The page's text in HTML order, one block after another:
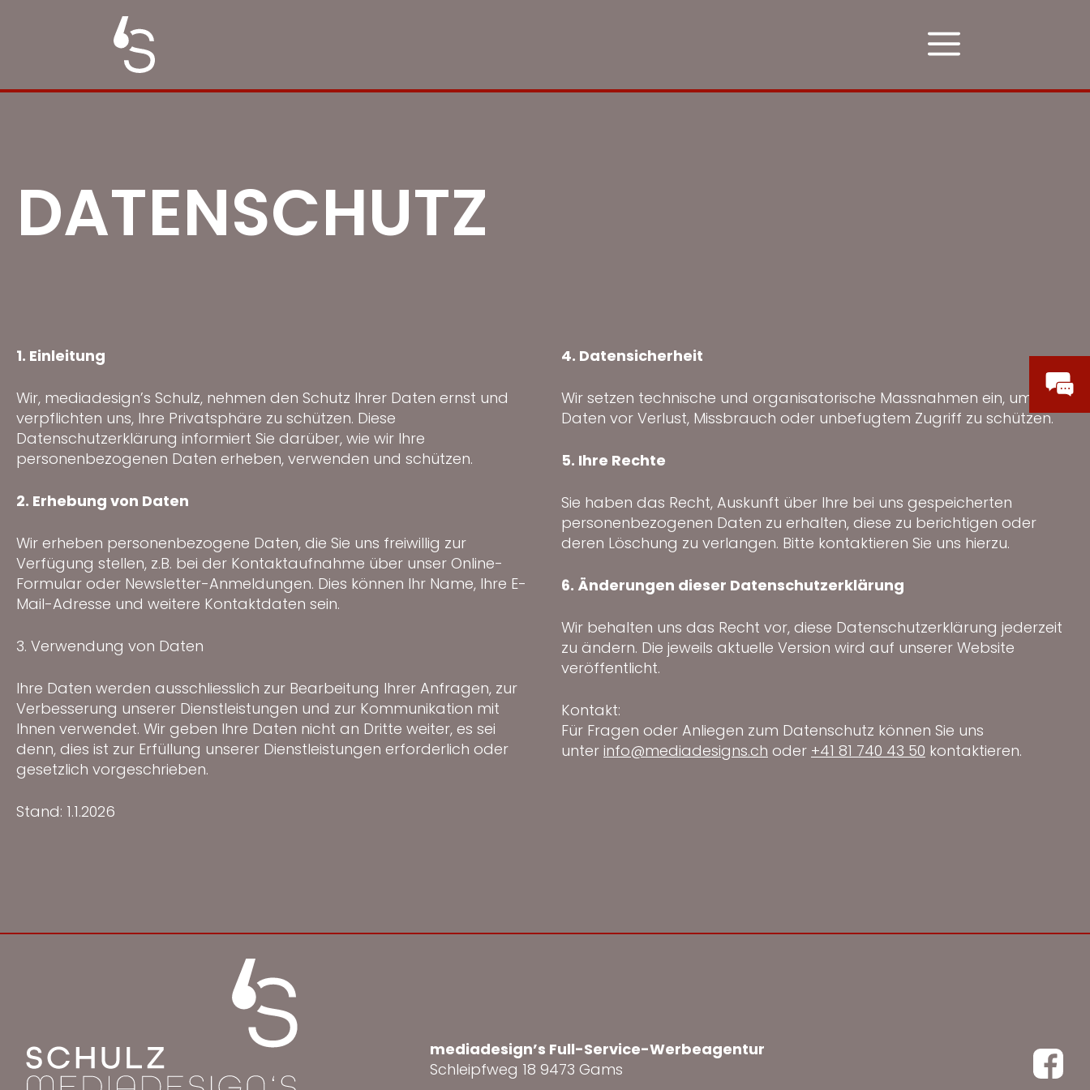
DATENSCHUTZ
1. Einleitung
Wir, mediadesign’s Schulz, nehmen den Schutz Ihrer Daten ernst und
verpflichten uns, Ihre Privatsphäre zu schützen. Diese
Datenschutzerklärung informiert Sie darüber, wie wir Ihre
personenbezogenen Daten erheben, verwenden und schützen.
2. Erhebung von Daten
Wir erheben personenbezogene Daten, die Sie uns freiwillig zur
Verfügung stellen, z.B. bei der Kontaktaufnahme über unser Online-
Formular oder Newsletter-Anmeldungen. Dies können Ihr Name, Ihre E-
Mail-Adresse und weitere Kontaktdaten sein.
3. Verwendung von Daten
Ihre Daten werden ausschliesslich zur Bearbeitung Ihrer Anfragen, zur
Verbesserung unserer Dienstleistungen und zur Kommunikation mit
Ihnen verwendet. Wir geben Ihre Daten nicht an Dritte weiter, es sei
denn, dies ist zur Erfüllung unserer Dienstleistungen erforderlich oder
gesetzlich vorgeschrieben.
4. Datensicherheit
Wir setzen technische und organisatorische Massnahmen ein, um Ihre
Daten vor Verlust, Missbrauch oder unbefugtem Zugriff zu schützen.
5. Ihre Rechte
Sie haben das Recht, Auskunft über Ihre bei uns gespeicherten
personenbezogenen Daten zu erhalten, diese zu berichtigen oder
deren Löschung zu verlangen. Bitte kontaktieren Sie uns hierzu.
6. Änderungen dieser Datenschutzerklärung
Wir behalten uns das Recht vor, diese Datenschutzerklärung jederzeit
zu ändern. Die jeweils aktuelle Version wird auf unserer Website
veröffentlicht.
Kontakt:
Für Fragen oder Anliegen zum Datenschutz können Sie uns
unter info@mediadesigns.ch oder +41 81 740 43 50 kontaktieren.
Stand: 1.1.2026
mediadesign’s Full-Service-Werbeagentur
Schleipfweg 18 9473 Gams